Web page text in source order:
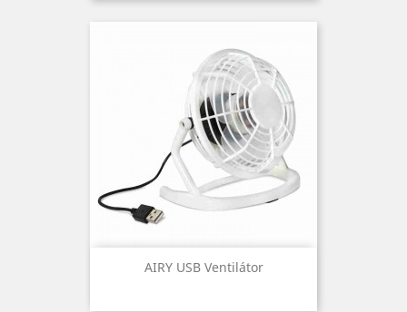
AIRY USB Ventilátor